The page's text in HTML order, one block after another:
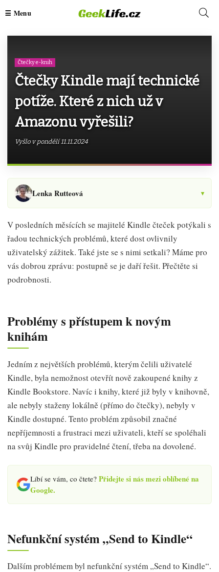
Čtečky e-knih
Čtečky Kindle mají technické
potíže. Které z nich už v
Amazonu vyřešili?
Vyšlo v pondělí 11.11.2024
Lenka Rutteová ▾
V posledních měsících se majitelé Kindle čteček potýkali s
řadou technických problémů, které dost ovlivnily
uživatelský zážitek. Také jste se s nimi setkali? Máme pro
vás dobrou zprávu: postupně se je daří řešit. Přečtěte si
podrobnosti.
Problémy s přístupem k novým
knihám
Jedním z největších problémů, kterým čelili uživatelé
Kindle, byla nemožnost otevřít nově zakoupené knihy z
Kindle Bookstore. Navíc i knihy, které již byly v knihovně,
ale nebyly staženy lokálně (přímo do čtečky), nebyly v
Kindle dostupné. Tento problém způsobil značné
nepříjemnosti a frustraci mezi uživateli, kteří se spoléhali
na svůj Kindle pro pravidelné čtení, třeba na dovolené.
Líbí se vám, co čtete? Přidejte si nás mezi oblíbené na
Google.
Nefunkční systém „Send to Kindle“
Dalším problémem byl nefunkční systém „Send to Kindle“.